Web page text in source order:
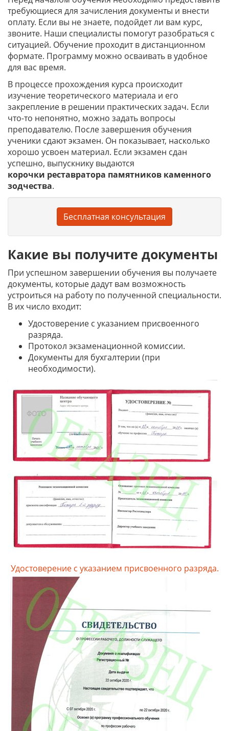
требующиеся для зачисления документы и внести
оплату. Если вы не знаете, подойдет ли вам курс,
звоните. Наши специалисты помогут разобраться с
ситуацией. Обучение проходит в дистанционном
формате. Программу можно осваивать в удобное
для вас время.
В процессе прохождения курса происходит
изучение теоретического материала и его
закрепление в решении практических задач. Если
что-то непонятно, можно задать вопросы
преподавателю. После завершения обучения
ученики сдают экзамен. Он показывает, насколько
хорошо усвоен материал. Если экзамен сдан
успешно, выпускнику выдаются
корочки реставратора памятников каменного
зодчества.
Бесплатная консультация
Какие вы получите документы
При успешном завершении обучения вы получаете
документы, которые дадут вам возможность
устроиться на работу по полученной специальности.
В их число входит:
Удостоверение с указанием присвоенного
разряда.
Протокол экзаменационной комиссии.
Документы для бухгалтерии (при
необходимости).
Удостоверение с указанием присвоенного разряда.